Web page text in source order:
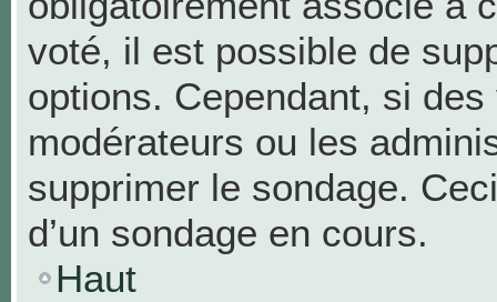
voté, il est possible de
options. Cependant, si
modérateurs ou les
supprimer le sondage.
d’un sondage en cours.
Haut